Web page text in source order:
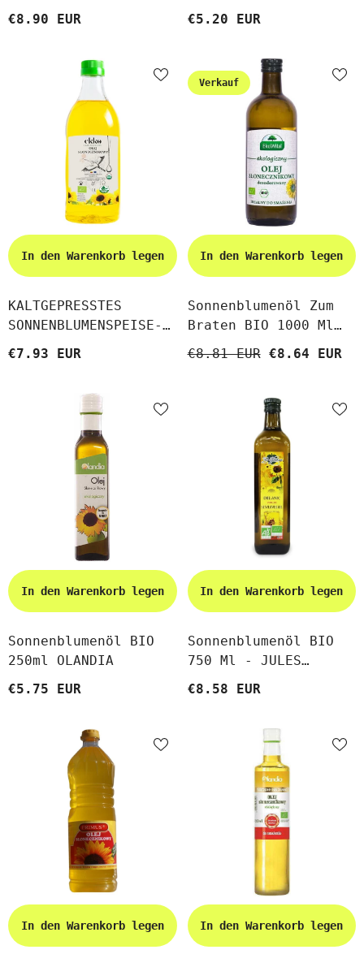
€8.90 EUR €5.20 EUR
In den Warenkorb legen
KALTGEPRESSTES
SONNENBLUMENSPEISE-
UND BRATÖL BIO 1 L -
€7.93 EUR
Verkauf
In den Warenkorb legen
Sonnenblumenöl Zum
Braten BIO 1000 Ml
EKOWITAL
€8.81 EUR €8.64 EUR
In den Warenkorb legen
Sonnenblumenöl BIO
250ml OLANDIA
€5.75 EUR
In den Warenkorb legen
Sonnenblumenöl BIO
750 Ml - JULES
€8.58 EUR
In den Warenkorb legen In den Warenkorb legen